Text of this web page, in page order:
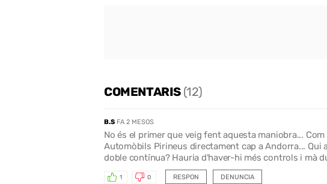
COMENTARIS (12)
B.S FA 2 MESOS
No és el primer que veig fent aquesta maniobra...
Automòbils Pirineus directament cap a Andorra...
doble contínua? Hauria d'haver-hi més controls i mà
RESPON
1 0 DENUNCIA